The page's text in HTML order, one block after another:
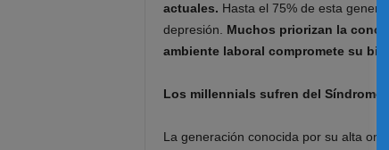
actuales. Hasta el 75% de esta
depresión. Muchos priorizan la
ambiente laboral compromete su
Los millennials sufren del
La generación conocida por su alta